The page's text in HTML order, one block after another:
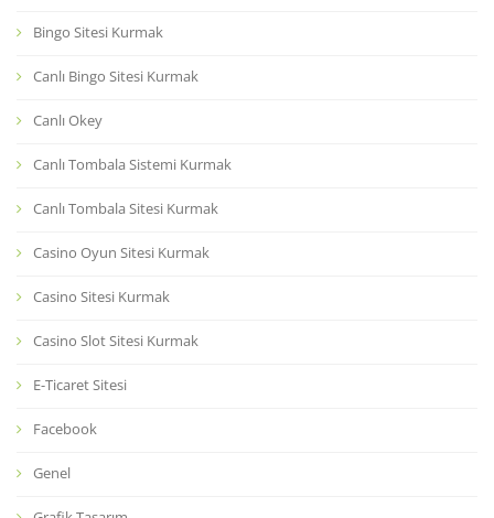
Bingo Sitesi Kurmak
Canlı Bingo Sitesi Kurmak
Canlı Okey
Canlı Tombala Sistemi Kurmak
Canlı Tombala Sitesi Kurmak
Casino Oyun Sitesi Kurmak
Casino Sitesi Kurmak
Casino Slot Sitesi Kurmak
E-Ticaret Sitesi
Facebook
Genel